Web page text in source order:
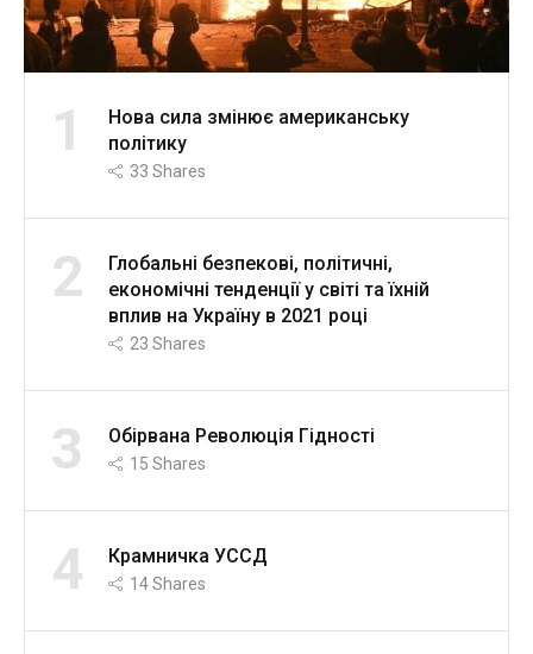
1
Нова сила змінює американську
політику
33 Shares
2
Глобальні безпекові, політичні,
економічні тенденції у світі та їхній
вплив на Україну в 2021 році
23 Shares
3 Обірвана Революція Гідності
15 Shares
4 Крамничка УССД
14Shares